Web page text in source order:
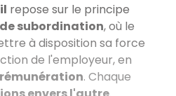
repose sur le principe
subordination, où le
à disposition sa force
de l'employeur, en
. Chaque